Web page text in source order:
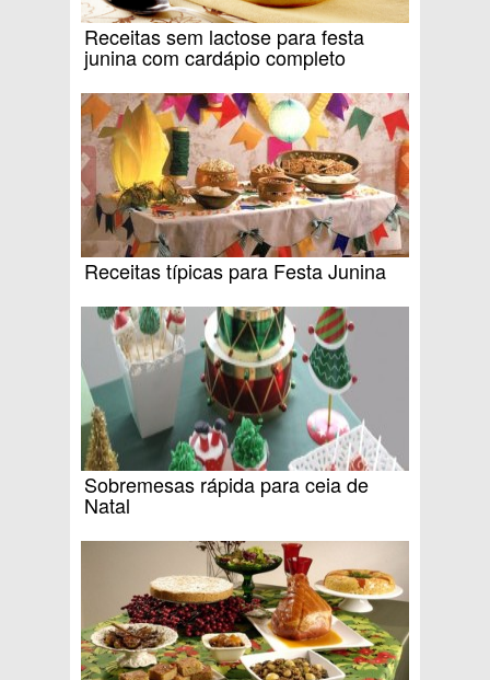
Receitas sem lactose para festa
junina com cardápio completo
Receitas típicas para Festa Junina
Sobremesas rápida para ceia de
Natal